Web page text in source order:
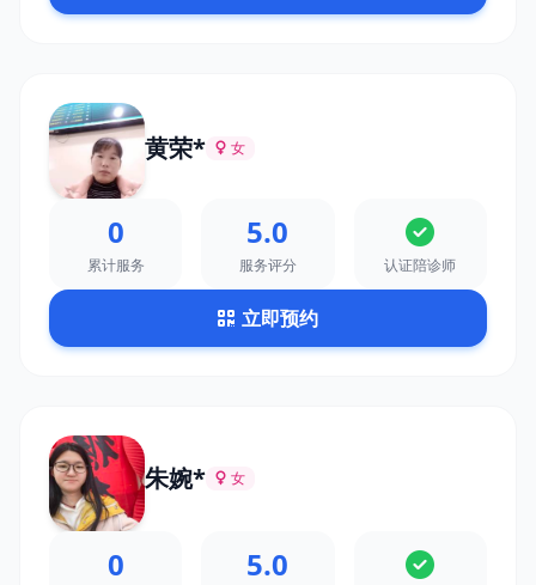
黄荣* 女
0
累计服务
5.0
服务评分 认证陪诊师
立即预约
朱婉* 女
0 5.0